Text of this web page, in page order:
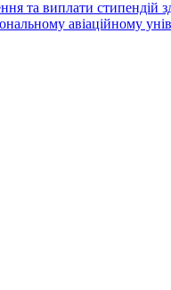
та виплати стипендій
авіаційному